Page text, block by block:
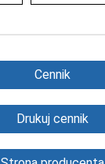
Cennik
Drukuj cennik